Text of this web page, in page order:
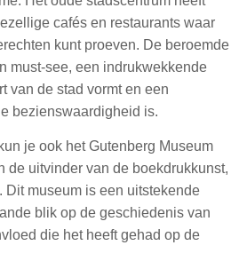
cafés en restaurants waar
kunt proeven. De beroemde
must-see, een indrukwekkende
van de stad vormt en een
bezienswaardigheid is.
je ook het Gutenberg Museum
de uitvinder van de boekdrukkunst,
Dit museum is een uitstekende
blik op de geschiedenis van
die het heeft gehad op de